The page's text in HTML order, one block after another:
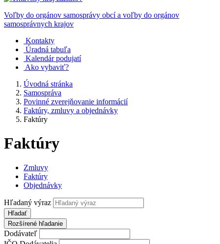
Voľby do orgánov samosprávy obcí a voľby do orgánov
samosprávnych krajov
Kontakty
Úradná tabuľa
Kalendár podujatí
Ako vybaviť?
Úvodná stránka
Samospráva
Povinné zverejňovanie informácií
Faktúry, zmluvy a objednávky
Faktúry
Faktúry
Zmluvy
Faktúry
Objednávky
Hľadaný výraz
Hľadať
Rozšírené hľadanie
Dodávateľ